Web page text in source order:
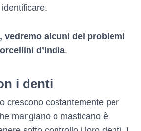
vedremo alcuni dei problemi
d’India.
i denti
crescono costantemente per
mangiano o masticano è